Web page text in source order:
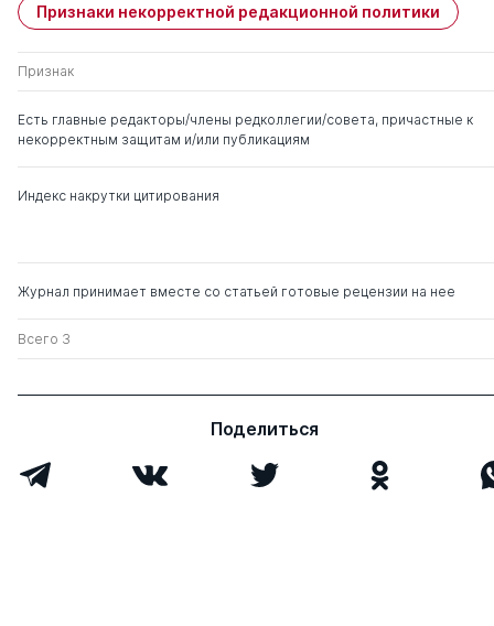
Малько Александр
Васильевич
д. ю.н. 0 11
Признаки некорректной редакционной политики
Признак
Есть главные редакторы/члены редколлегии/совета, причастные к
некорректным защитам и/или публикациям
Индекс накрутки цитирования
Журнал принимает вместе со статьей готовые рецензии на нее
Всего 3
Поделиться